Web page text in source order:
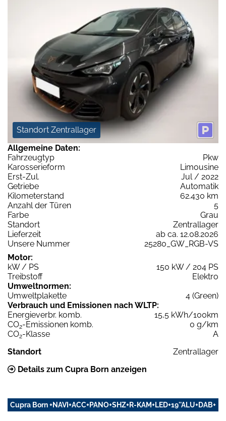
Standort Zentrallager
Allgemeine Daten:
Fahrzeugtyp
Pkw
Karosserieform
Limousine
Erst-Zul.
Jul / 2022
Getriebe
Automatik
Kilometerstand
62.430 km
Anzahl der Türen
5
Farbe
Grau
Standort
Zentrallager
Lieferzeit
ab ca. 12.08.2026
Unsere Nummer
25280_GW_RGB-VS
Motor:
kW / PS
150 kW / 204 PS
Treibstoff
Elektro
Umweltnormen:
Umweltplakette
4 (Green)
Verbrauch und Emissionen nach WLTP:
Energieverbr. komb.
15,5 kWh/100km
CO2-Emissionen komb.
0 g/km
CO2-Klasse
A
Standort
Zentrallager
Details zum Cupra Born anzeigen
Cupra Born +NAVI+ACC+PANO+SHZ+R-KAM+LED+19''ALU+DAB+